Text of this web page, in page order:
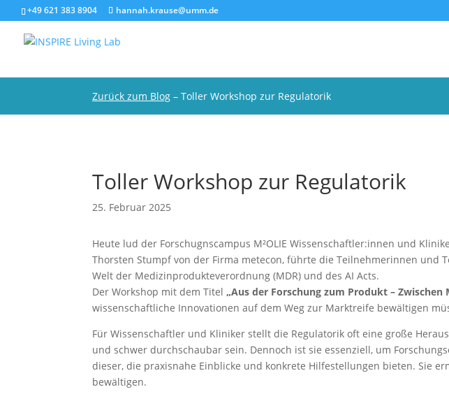
+49 621 383 8904 hannah.krause@umm.de
Zurück zum Blog – Toller Workshop zur Regulatorik
Toller Workshop zur Regulatorik
25. Februar 2025
Heute lud der Forschugnscampus M²OLIE Wissenschaftler:innen und
Thorsten Stumpf von der Firma metecon, führte die Teilnehmerinnen
Welt der Medizinprodukteverordnung (MDR) und des AI Acts.
Der Workshop mit dem Titel „Aus der Forschung zum Produkt – Zwischen
wissenschaftliche Innovationen auf dem Weg zur Marktreife bewältigen
Für Wissenschaftler und Kliniker stellt die Regulatorik oft eine große
und schwer durchschaubar sein. Dennoch ist sie essenziell, um
dieser, die praxisnahe Einblicke und konkrete Hilfestellungen bieten. Sie
bewältigen.